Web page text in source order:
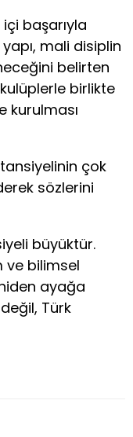
başarıyla
mali disiplin
belirten
birlikte
kurulması
çok
sözlerini
büyüktür.
ve bilimsel
ayağa
Türk